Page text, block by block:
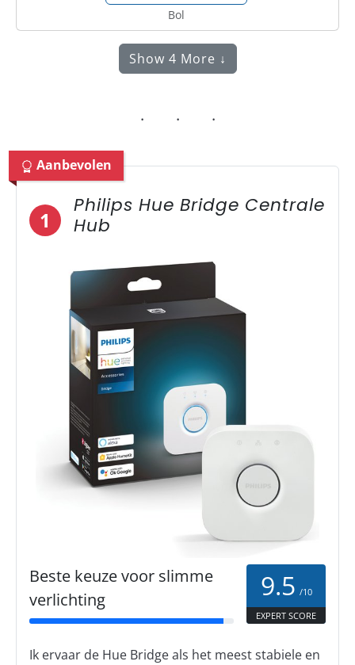
Bol
Show 4 More ↓
Aanbevolen
1
Philips Hue Bridge Centrale
Hub
Beste keuze voor slimme
verlichting
9.5 /10
EXPERT SCORE
Ik ervaar de Hue Bridge als het meest stabiele en